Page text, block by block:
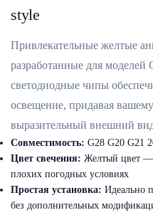
style
Привлекательные желтые
разработанные для моделей
светодиодные чипы
освещение, придавая
выразительный внешний
Совместимость: G28 G20 G21
Цвет свечения: Желтый цвет —
плохих погодных условиях
Простая установка: Идеально
без дополнительных